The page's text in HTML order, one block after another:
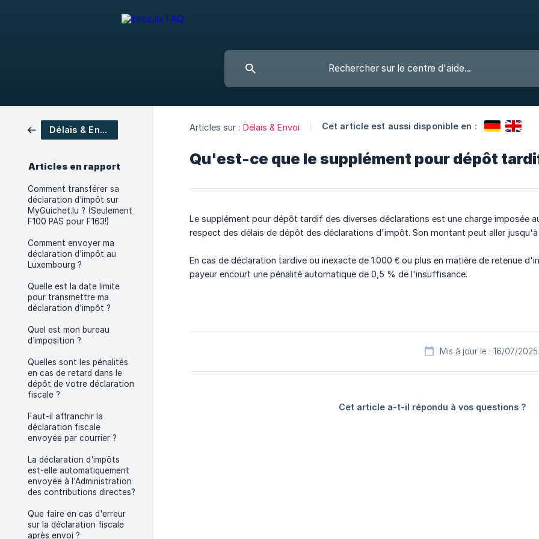
Délais & Envoi
Articles en rapport
Comment transférer sa
déclaration d'impôt sur
MyGuichet.lu ? (Seulement
F100 PAS pour F163!)
Comment envoyer ma
déclaration d'impôt au
Luxembourg ?
Quelle est la date limite
pour transmettre ma
déclaration d'impôt ?
Quel est mon bureau
d’imposition ?
Quelles sont les pénalités
en cas de retard dans le
dépôt de votre déclaration
fiscale ?
Faut-il affranchir la
déclaration fiscale
envoyée par courrier ?
La déclaration d'impôts
est-elle automatiquement
envoyée à l'Administration
des contributions directes?
Que faire en cas d'erreur
sur la déclaration fiscale
après envoi ?
Articles sur : Délais & Envoi Cet article est aussi disponible en :
Qu'est-ce que le supplément pour dépôt
Le supplément pour dépôt tardif des diverses déclarations est une charge imposée
respect des délais de dépôt des déclarations d'impôt. Son montant peut aller
En cas de déclaration tardive ou inexacte de 1.000 € ou plus en matière de retenue
payeur encourt une pénalité automatique de 0,5 % de l'insuffisance.
Mis à jour le : 16/07/2025
Cet article a-t-il répondu à vos questions ?